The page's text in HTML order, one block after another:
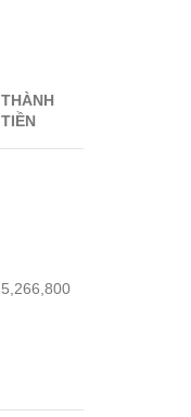
THÀNH
TIỀN
5,266,800